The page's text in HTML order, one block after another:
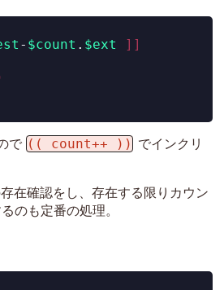
- $count . $ext
]]
で (( count++ )) でインクリ
在確認をし、存在する限りカウン
のも定番の処理。